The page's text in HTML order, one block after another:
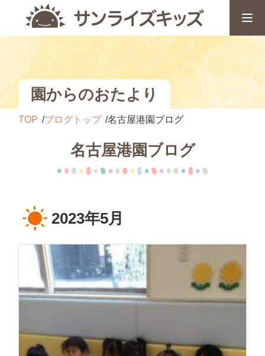
園からのおたより
TOP ブログトップ 名古屋港園ブログ
名古屋港園ブログ
2023年5月